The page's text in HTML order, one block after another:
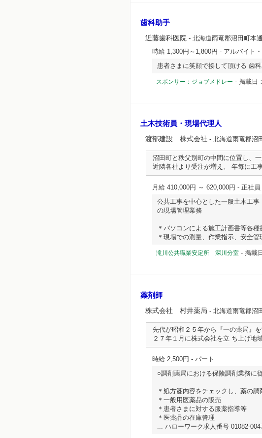
歯科助手
近藤歯科医院 - 北海道雨竜郡沼田町本
時給 1,300円～1,800円 - アルバイト
患者さまに笑顔で接して頂ける 歯
スポンサー：ジョブメドレー - 掲載日
土木技術員・現場代理人
渡部建設 株式会社 - 北海道雨竜郡沼
沼田町と秩父別町の中間に位置し、
近隣各社より受注が増え、 年毎に工
月給 410,000円 ～ 620,000円 - 正社員
公共工事を中心とした一般土木工事
の現場管理業務
＊パソコンによる施工計画書等各種
＊現場での測量、作業指示、安全
滝川公共職業安定所 深川分室 - 掲載
薬剤師
株式会社 村井薬局 - 北海道雨竜郡沼
先代が昭和２５年から『一の薬局』
２７年１月に株式会社を立 ち上げ地
時給 2,500円 - パート
○調剤薬局における保険調剤業務に
＊処方箋内容をチェックし、薬の調
＊一般用医薬品の販売
＊患者さまに対する服薬指導等
＊医薬品の在庫管理
... ハローワーク求人番号 01082-